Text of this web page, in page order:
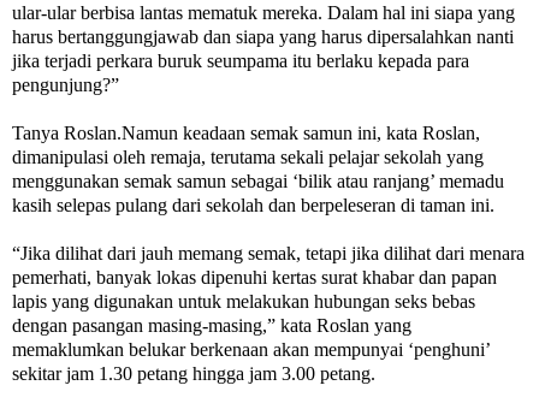
ular-ular berbisa lantas mematuk mereka. Dalam hal ini siapa yang
harus bertanggungjawab dan siapa yang harus dipersalahkan nanti
jika terjadi perkara buruk seumpama itu berlaku kepada para
pengunjung?”
Tanya Roslan.Namun keadaan semak samun ini, kata Roslan,
dimanipulasi oleh remaja, terutama sekali pelajar sekolah yang
menggunakan semak samun sebagai ‘bilik atau ranjang’ memadu
kasih selepas pulang dari sekolah dan berpeleseran di taman ini.
“Jika dilihat dari jauh memang semak, tetapi jika dilihat dari menara
pemerhati, banyak lokas dipenuhi kertas surat khabar dan papan
lapis yang digunakan untuk melakukan hubungan seks bebas
dengan pasangan masing-masing,” kata Roslan yang
memaklumkan belukar berkenaan akan mempunyai ‘penghuni’
sekitar jam 1.30 petang hingga jam 3.00 petang.